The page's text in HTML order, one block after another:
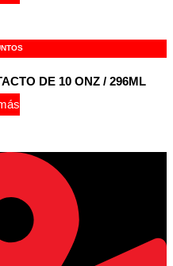
DE 10 ONZ / 296ML